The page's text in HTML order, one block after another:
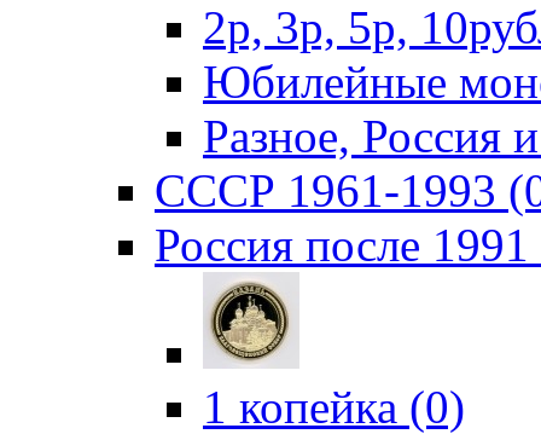
2р, 3р, 5р,
Юбилейные
Разное, Россия
СССР 1961-1993
Россия после
1 копейка (0)